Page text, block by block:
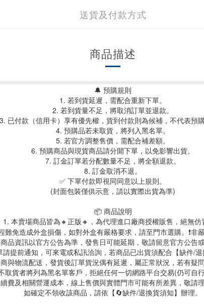
送貨及付款方式
商品描述
🔔 預購規則
1. 若到貨延遲，需配合重新下單。
2. 若到貨量不足，將取消訂單並退款。
3. 已付款（信用卡）享有優先權，貨到付款則為候補，不代表預購
4. 預購品若未取貨，將列入黑名單。
5. 若官方調整售價，需配合補差額。
6. 預購商品與現貨商品請分開下單，以免影響出貨。
7. 訂金訂單若分配數量不足，將全額退款。
8. 訂金取消不退。
✅ 下單付款即視同同意以上規則。
(封面包裝僅供示意，請以實際出貨為準)
📦 商品說明
1. 本賣場商品皆為🔸正版🔸，為代理進口廠商授權販售，絕無仿
難免造成外盒損傷，如對外盒有嚴格要求，請至門市選購。❗非
品資訊以官方公告為準，發售日可能延期，敬請留意官方公告或
提前通知，可來電或私訊洽詢，若商品已出貨須配合【缺件/退
與物流配送，發貨後訂單貨況偶有延遲，屬正常狀況，若有疑問
貨者將列為黑名單客戶，拒絕任何一切網路平台交易(仍可自
費及相關營運成本，線上售價與實體門市可能有所差異，敬請
如確定不領收該商品，請依【🔄缺件/退換貨須知】辦理。